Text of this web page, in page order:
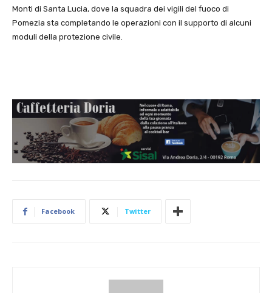
Monti di Santa Lucia, dove la squadra dei vigili del fuoco di
Pomezia sta completando le operazioni con il supporto di alcuni
moduli della protezione civile.
Facebook Twitter